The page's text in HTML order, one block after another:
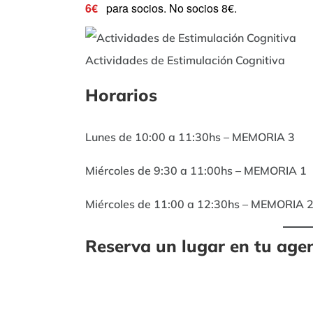
6€ para socios. No socios 8€.
Actividades de Estimulación Cognitiva
Horarios
Lunes de 10:00 a 11:30hs – MEMORIA 3
Miércoles de 9:30 a 11:00hs – MEMORIA 1
Miércoles de 11:00 a 12:30hs – MEMORIA 2
Reserva un lugar en tu